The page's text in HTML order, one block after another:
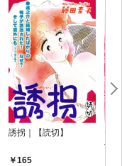
誘拐｜【読切】
165
切】